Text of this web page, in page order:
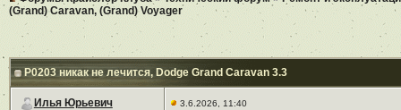
(Grand) Caravan, (Grand) Voyager
P0203 никак не лечится, Dodge Grand Caravan 3.3
Илья Юрьевич 3.6.2026, 11:40